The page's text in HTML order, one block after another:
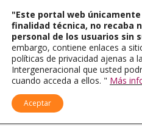
"Este portal web
finalidad técnica, no recaba
personal de los usuarios sin
embargo, contiene enlaces a
políticas de privacidad ajenas a
Intergeneracional que usted
cuando acceda a ellos. " Más
Aceptar